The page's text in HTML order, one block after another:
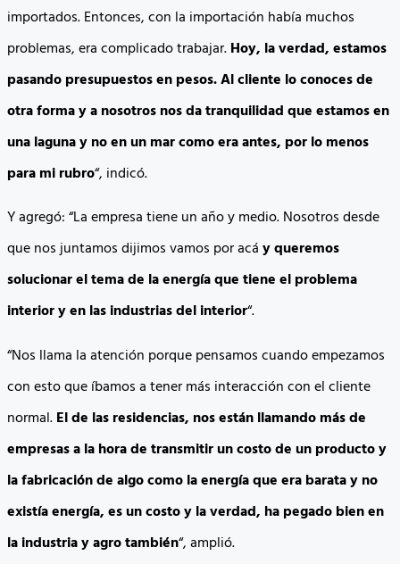
importados. Entonces, con la importación había muchos
problemas, era complicado trabajar.Hoy, la verdad, estamos
pasando presupuestos en pesos. Al cliente lo conoces de
otra forma y a nosotros nos da tranquilidad que estamos en
una laguna y no en un mar como era antes, por lo menos
para mi rubro“, indicó.
Y agregó: “La empresa tiene un año y medio. Nosotros desde
que nos juntamos dijimos vamos por acáy queremos
solucionar el tema de la energía que tiene el problema
interior y en las industrias del interior“.
“Nos llama la atención porque pensamos cuando empezamos
con esto que íbamos a tener más interacción con el cliente
normal.El de las residencias, nos están llamando más de
empresas a la hora de transmitir un costo de un producto y
la fabricación de algo como la energía que era barata y no
existía energía, es un costo y la verdad, ha pegado bien en
la industria y agro también“, amplió.